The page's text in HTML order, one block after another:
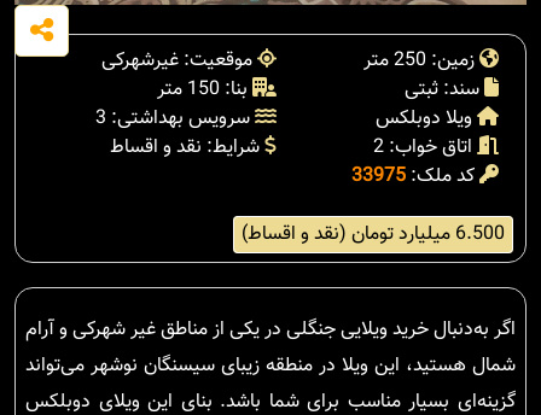
زمین: 250 متر
موقعیت: غیرشهرکی
سند: ثبتی
بنا: 150 متر
ویلا دوبلکس
سرویس بهداشتی: 3
اتاق خواب: 2
شرایط: نقد و اقساط
کد ملک: 33975
6.500 میلیارد تومان (نقد و اقساط)
اگر به‌دنبال خرید ویلایی جنگلی در یکی از مناطق غیر شهرکی و آرام
شمال هستید، این ویلا در منطقه زیبای سیسنگان نوشهر می‌تواند
گزینه‌ای بسیار مناسب برای شما باشد. بنای این ویلای دوبلکس